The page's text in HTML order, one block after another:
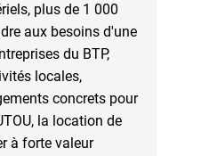
plus de 1 000
aux besoins d'une
du BTP,
locales,
concrets pour
la location de
à forte valeur